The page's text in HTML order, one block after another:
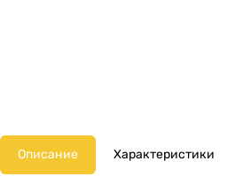
Описание Характеристики